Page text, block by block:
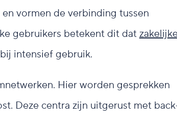
vormen de verbinding tussen
gebruikers betekent dit dat
intensief gebruik.
Hier worden gesprekken
Deze centra zijn uitgerust met